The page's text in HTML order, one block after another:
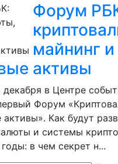
Форум
майнинг и
активы
декабря в Центре
Форум
Как будут
и системы
в чем секрет н...